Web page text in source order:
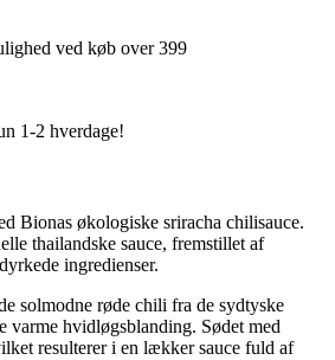
ved køb over 399
1-2 hverdage!
Bionas økologiske sriracha chilisauce.
thailandske sauce, fremstillet af
ingredienser.
solmodne røde chili fra de sydtyske
varme hvidløgsblanding. Sødet med
resulterer i en lækker sauce fuld af